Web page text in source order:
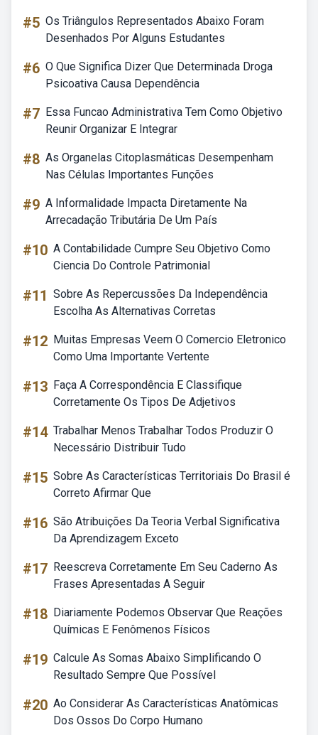
#5 Os Triângulos Representados Abaixo Foram
Desenhados Por Alguns Estudantes
#6 O Que Significa Dizer Que Determinada Droga
Psicoativa Causa Dependência
#7 Essa Funcao Administrativa Tem Como Objetivo
Reunir Organizar E Integrar
#8 As Organelas Citoplasmáticas Desempenham
Nas Células Importantes Funções
#9 A Informalidade Impacta Diretamente Na
Arrecadação Tributária De Um País
#10 A Contabilidade Cumpre Seu Objetivo Como
Ciencia Do Controle Patrimonial
#11 Sobre As Repercussões Da Independência
Escolha As Alternativas Corretas
#12 Muitas Empresas Veem O Comercio Eletronico
Como Uma Importante Vertente
#13 Faça A Correspondência E Classifique
Corretamente Os Tipos De Adjetivos
#14 Trabalhar Menos Trabalhar Todos Produzir O
Necessário Distribuir Tudo
#15 Sobre As Características Territoriais Do Brasil é
Correto Afirmar Que
#16 São Atribuições Da Teoria Verbal Significativa
Da Aprendizagem Exceto
#17 Reescreva Corretamente Em Seu Caderno As
Frases Apresentadas A Seguir
#18 Diariamente Podemos Observar Que Reações
Químicas E Fenômenos Físicos
#19 Calcule As Somas Abaixo Simplificando O
Resultado Sempre Que Possível
#20 Ao Considerar As Características Anatômicas
Dos Ossos Do Corpo Humano